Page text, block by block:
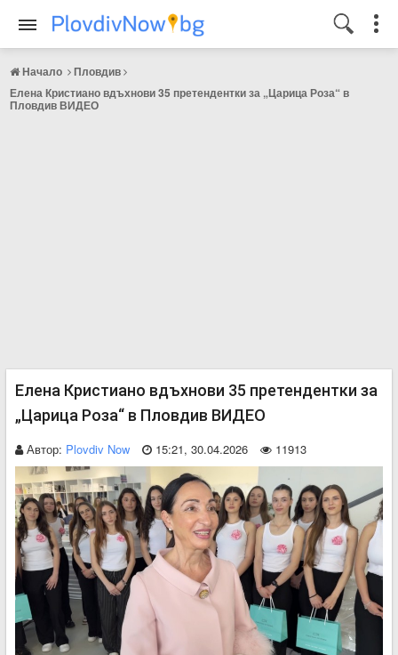
Начало
Пловдив
Елена Кристиано вдъхнови 35 претендентки за „Царица Роза“ в
Пловдив ВИДЕО
Елена Кристиано вдъхнови 35 претендентки за
„Царица Роза“ в Пловдив ВИДЕО
Автор: Plovdiv Now 15:21, 30.04.2026 11913